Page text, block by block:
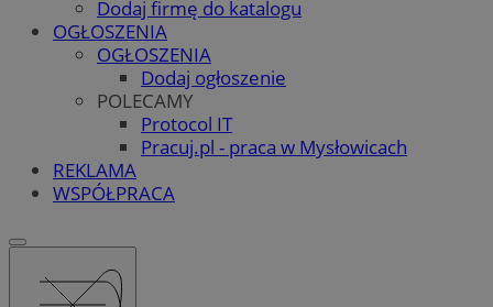
Dodaj firmę do katalogu
OGŁOSZENIA
OGŁOSZENIA
Dodaj ogłoszenie
POLECAMY
Protocol IT
Pracuj.pl - praca w Mysłowicach
REKLAMA
WSPÓŁPRACA